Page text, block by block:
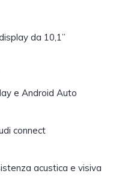
da 10,1”
e Android Auto
connect
acustica e visiva